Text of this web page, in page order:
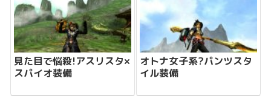
見た目で悩殺!アスリスタ×
スパイオ装備
オトナ女子系?パンツスタ
イル装備